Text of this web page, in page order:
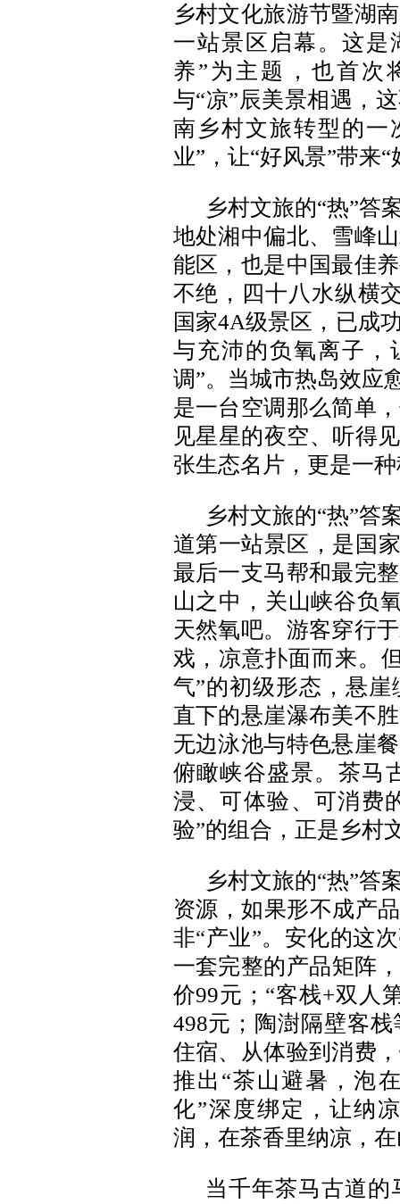
乡村文化旅游节暨湖
一站景区启幕。这是
养”为主题，也首次
与“凉”辰美景相遇，
南乡村文旅转型的一
业”，让“好风景”带来“
乡村文旅的“热”答
地处湘中偏北、雪峰
能区，也是中国最佳
不绝，四十八水纵横
国家4A级景区，已成
与充沛的负氧离子，
调”。当城市热岛效应
是一台空调那么简单
见星星的夜空、听得
张生态名片，更是一
乡村文旅的“热”答
道第一站景区，是国
最后一支马帮和最完
山之中，关山峡谷负
天然氧吧。游客穿行
戏，凉意扑面而来。
气”的初级形态，悬
直下的悬崖瀑布美不
无边泳池与特色悬崖
俯瞰峡谷盛景。茶马
浸、可体验、可消费
验”的组合，正是乡村
乡村文旅的“热”答
资源，如果形不成产
非“产业”。安化的这
一套完整的产品矩阵
价99元；“客栈+双人
498元；陶澍隔壁客
住宿、从体验到消费
推出“茶山避暑，泡
化”深度绑定，让纳
润，在茶香里纳凉，
当千年茶马古道